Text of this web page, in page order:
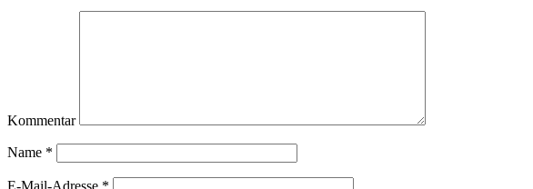
Kommentar
Name *
E-Mail-Adresse *